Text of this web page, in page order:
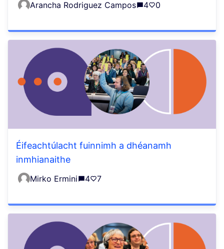
Arancha Rodriguez Campos 4 0
Éifeachtúlacht fuinnimh a dhéanamh
inmhianaithe
Mirko Ermini 4 7